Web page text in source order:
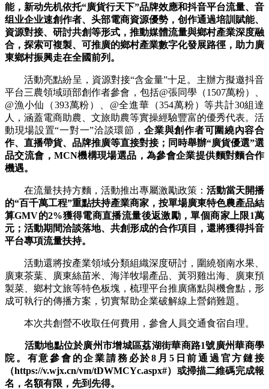
能，新动先机依托“廣貨行天下”品牌效應和抖音平台流量、音
组业企业速創作者、头部電商資源優勢，创作通過培訓賦能、
資源對接、研討共創等形式，推動媒體流量與鄉村產業深度融
合，探索可複製、可推廣的鄉村產業數字化發展路徑，助力廣
東鄉村振興走在全國前列。
活動亮點紛呈，資源對接“含金量”十足。主辦方擬邀抖音
平台三農領域頭部創作者參會，包括@張同學（1507萬粉）、
@漁小仙（393萬粉）、@全進華（354萬粉）等共計30組達
人，涵蓋電商助農、文旅助農等實操經驗豐富的優秀代表。活
動現場設置“一對一”洽談環節，企業與創作者可圍繞內容合
作、直播帶貨、品牌推廣等直接對接；同時舉辦“廣貨優選”選
品交流會，MCN機構現場選品，為參會企業提供麵對麵合作
機遇。
在流量扶持方麵，活動推出專屬激勵政策： 活動當天開播
的“百千萬工程”重點扶持產業商家，按單場廣東特色農產品結
算GMV的2%獲得電商直播流量後返激勵，單個商家上限1萬
元；活動期間洽談落地、共創形成的合作項目，還將獲得抖音
平台專項流量扶持。
活動還將按產業領域分類組織深度研討，圍繞嶺南水果、
廣東茶葉、廣東絲苗米、海洋牧場產品、黃羽雞出海、廣東預
製菜、鄉村文旅等特色板塊，梳理平台推廣痛點與機會點，形
成可執行的傳播方案，切實幫助企業破解線上營銷難題。
本次共創營不收取任何費用，參會人員交通食宿自理。
活動地點位於廣州市增城區荔湖街華商路1號廣州華商學
院。有意參會的企業請務必於8月5日前通過官方鏈接
（https://v.wjx.cn/vm/tDWMCYc.aspx#）或掃描二維碼完成報
名，名額有限，先到先得。